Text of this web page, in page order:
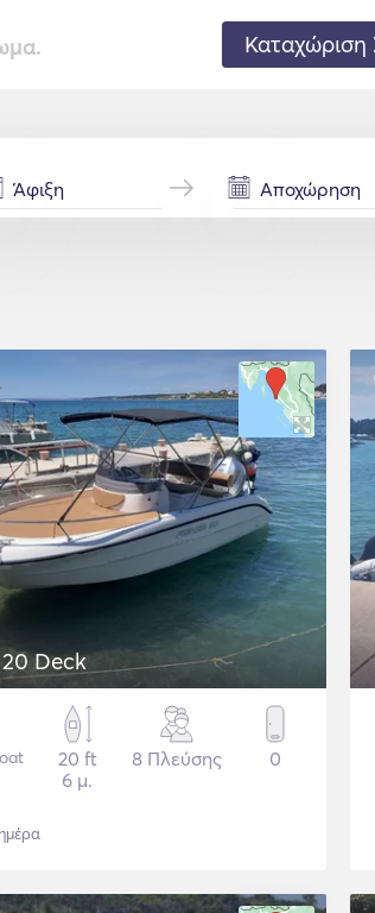
Deck
20 ft
6 μ.
8 Πλεύσης 0